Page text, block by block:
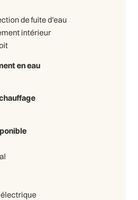
de fuite d'eau
intérieur
en eau